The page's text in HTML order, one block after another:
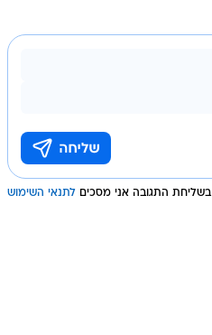
בשליחת התגובה אני מסכים לתנאי השימוש